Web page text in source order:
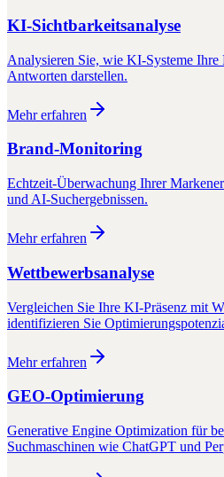
KI-Sichtbarkeitsanalyse
Analysieren Sie, wie KI-Systeme
Antworten darstellen.
Mehr erfahren
Brand-Monitoring
Echtzeit-Überwachung Ihrer
und AI-Suchergebnissen.
Mehr erfahren
Wettbewerbsanalyse
Vergleichen Sie Ihre KI-Präsenz mit
identifizieren Sie
Mehr erfahren
GEO-Optimierung
Generative Engine Optimization für
Suchmaschinen wie ChatGPT und